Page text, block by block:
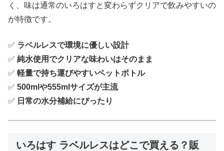
く、味は通常のいろはすと変わらずクリアで飲みやすいの
が特徴です。
✅ ラベルレスで環境に優しい設計
✅ 純水使用でクリアな味わいはそのまま
✅ 軽量で持ち運びやすいペットボトル
✅ 500mlや555mlサイズが主流
✅ 日常の水分補給にぴったり
いろはす ラベルレスはどこで買える？販